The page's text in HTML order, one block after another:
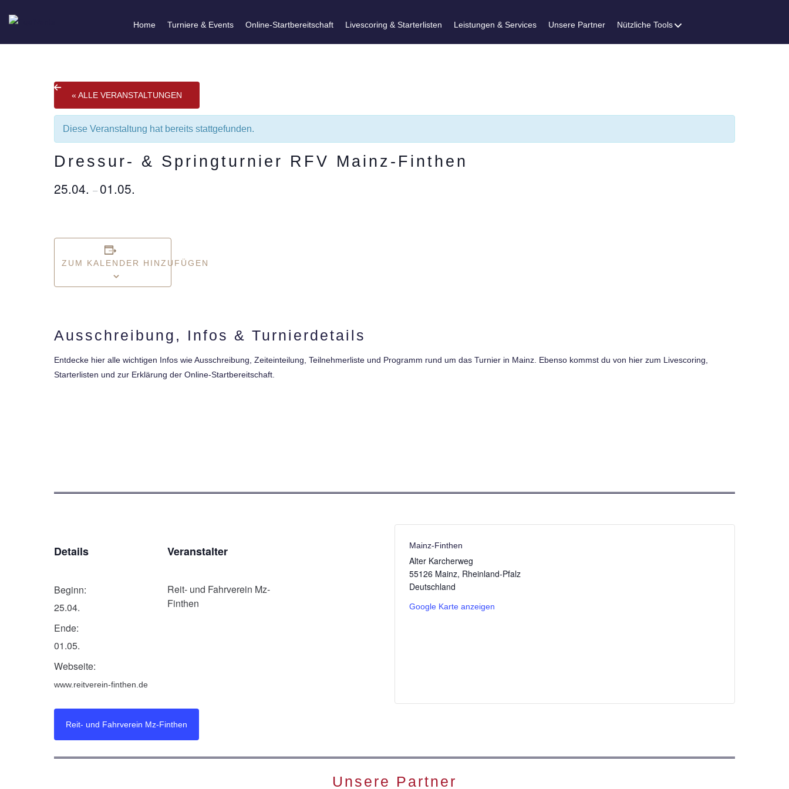
Home Turniere & Events Online-Startbereitschaft Livescoring & Starterlisten Leistungen & Services Unsere Partner Nützliche Tools
« ALLE VERANSTALTUNGEN
Diese Veranstaltung hat bereits stattgefunden.
Dressur- & Springturnier RFV Mainz-Finthen
25.04. – 01.05.
ZUM KALENDER HINZUFÜGEN
Ausschreibung, Infos & Turnierdetails
Entdecke hier alle wichtigen Infos wie Ausschreibung, Zeiteinteilung, Teilnehmerliste und Programm rund um das Turnier in Mainz. Ebenso kommst du von hier zum Livescoring,
Starterlisten und zur Erklärung der Online-Startbereitschaft.
Details
Beginn:
25.04.
Ende:
01.05.
Webseite:
www.reitverein-finthen.de
Veranstalter
Reit- und Fahrverein Mz-
Finthen
Reit- und Fahrverein Mz-Finthen
Mainz-Finthen
Alter Karcherweg
55126 Mainz, Rheinland-Pfalz
Deutschland
Google Karte anzeigen
Unsere Partner